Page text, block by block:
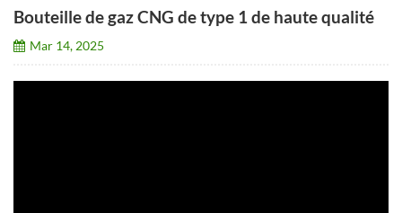
Bouteille de gaz CNG de type 1 de haute qualité
Mar 14, 2025